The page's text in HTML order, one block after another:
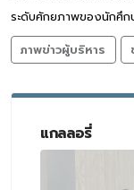
ระดับศักยภาพของนักศึก
ภาพข่าวผู้บริหาร
แกลลอรี่